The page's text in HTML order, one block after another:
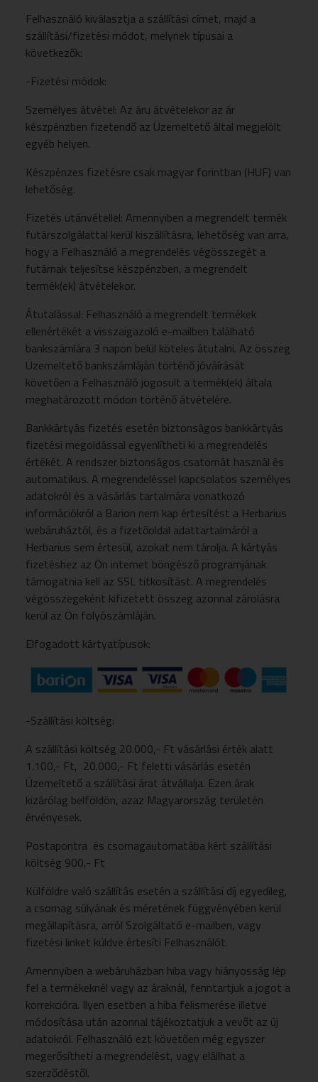
Felhasználó kiválasztja a szállítási címet, majd a
szállítási/fizetési módot, melynek típusai a
következők:
-Fizetési módok:
Személyes átvétel: Az áru átvételekor az ár
készpénzben fizetendő az Üzemeltető által megjelölt
egyéb helyen.
Készpénzes fizetésre csak magyar forintban (HUF) van
lehetőség.
Fizetés utánvétellel: Amennyiben a megrendelt termék
futárszolgálattal kerül kiszállításra, lehetőség van arra,
hogy a Felhasználó a megrendelés végösszegét a
futárnak teljesítse készpénzben, a megrendelt
termék(ek) átvételekor.
Átutalással: Felhasználó a megrendelt termékek
ellenértékét a visszaigazoló e-mailben található
bankszámlára 3 napon belül köteles átutalni. Az összeg
Üzemeltető bankszámláján történő jóváírását
követően a Felhasználó jogosult a termék(ek) általa
meghatározott módon történő átvételére.
Bankkártyás fizetés esetén biztonságos bankkártyás
fizetési megoldással egyenlítheti ki a megrendelés
értékét. A rendszer biztonságos csatornát használ és
automatikus. A megrendeléssel kapcsolatos személyes
adatokról és a vásárlás tartalmára vonatkozó
információkról a Barion nem kap értesítést a Herbarius
webáruháztól, és a fizetőoldal adattartalmáról a
Herbarius sem értesül, azokat nem tárolja. A kártyás
fizetéshez az Ön internet böngésző programjának
támogatnia kell az SSL titkosítást. A megrendelés
végösszegeként kifizetett összeg azonnal zárolásra
kerül az Ön folyószámláján.
Elfogadott kártyatípusok:
-Szállítási költség:
A szállítási költség 20.000,- Ft vásárlási érték alatt
1.100,- Ft, 20.000,- Ft feletti vásárlás esetén
Üzemeltető a szállítási árat átvállalja. Ezen árak
kizárólag belföldön, azaz Magyarország területén
érvényesek.
Postapontra és csomagautomatába kért szállítási
költség 900,- Ft
Külföldre való szállítás esetén a szállítási díj egyedileg,
a csomag súlyának és méretének függvényében kerül
megállapításra, arról Szolgáltató e-mailben, vagy
fizetési linket küldve értesíti Felhasználót.
Amennyiben a webáruházban hiba vagy hiányosság lép
fel a termékeknél vagy az áraknál, fenntartjuk a jogot a
korrekcióra. Ilyen esetben a hiba felismerése illetve
módosítása után azonnal tájékoztatjuk a vevőt az új
adatokról. Felhasználó ezt követően még egyszer
megerősítheti a megrendelést, vagy elállhat a
szerződéstől.